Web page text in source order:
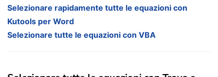
Selezionare rapidamente tutte le equazioni con
Kutools per Word
Selezionare tutte le equazioni con VBA